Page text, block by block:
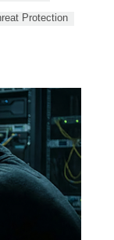
Protection